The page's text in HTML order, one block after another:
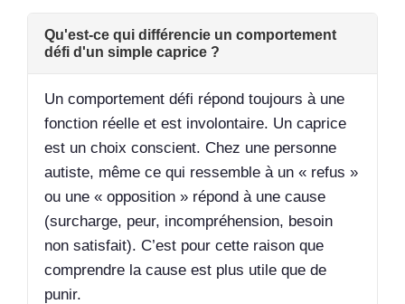
Qu'est-ce qui différencie un comportement
défi d'un simple caprice ?
Un comportement défi répond toujours à une
fonction réelle et est involontaire. Un caprice
est un choix conscient. Chez une personne
autiste, même ce qui ressemble à un « refus »
ou une « opposition » répond à une cause
(surcharge, peur, incompréhension, besoin
non satisfait). C’est pour cette raison que
comprendre la cause est plus utile que de
punir.